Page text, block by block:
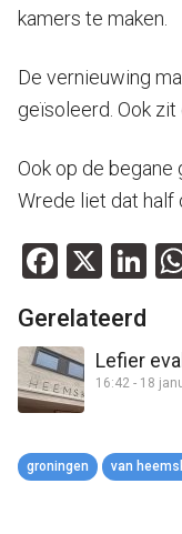
kamers te maken.
De vernieuwing
geïsoleerd. Ook
Ook op de
Wrede liet dat half
X
Gerelateerd
Lefier
16:42 - 18
groningen van